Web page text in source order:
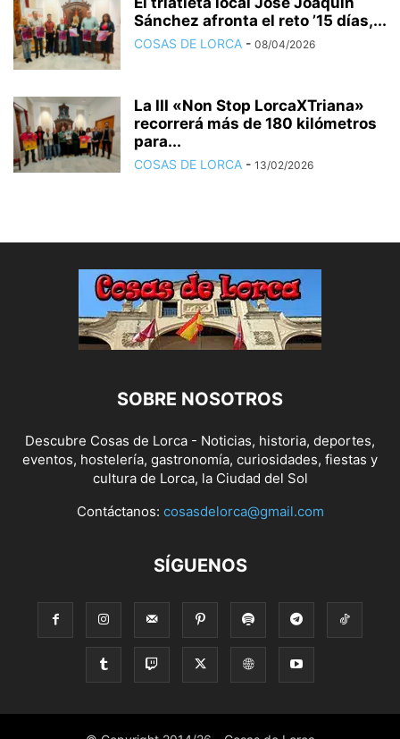
Sánchez afronta el reto ’15 días,...
COSAS DE LORCA - 08/04/2026
La III «Non Stop LorcaXTriana»
recorrerá más de 180 kilómetros
para...
COSAS DE LORCA - 13/02/2026
SOBRE NOSOTROS
Descubre Cosas de Lorca - Noticias, historia, deportes,
eventos, hostelería, gastronomía, curiosidades, fiestas y
cultura de Lorca, la Ciudad del Sol
Contáctanos: cosasdelorca@gmail.com
SÍGUENOS